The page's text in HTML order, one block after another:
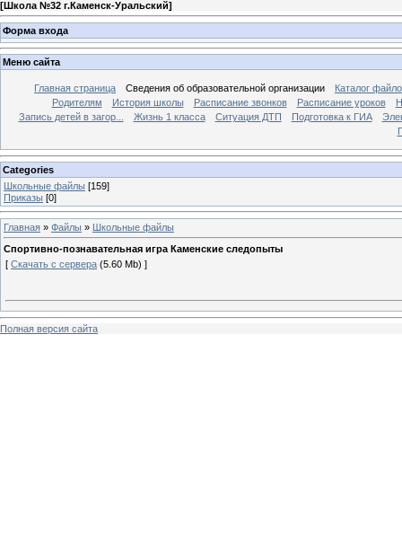
[Школа №32 г.Каменск-Уральский]
Форма входа
Меню сайта
Главная страница Сведения об образовательной организации
Каталог
Родителям
История школы Расписание звонков Расписание уроков
Запись детей в загор...
Жизнь 1 класса Ситуация ДТП Подготовка к ГИА
Categories
Школьные файлы [159]
Приказы [0]
Главная » Файлы » Школьные файлы
Спортивно-познавательная игра Каменские следопыты
[ Скачать с сервера (5.60 Mb) ]
Полная версия сайта